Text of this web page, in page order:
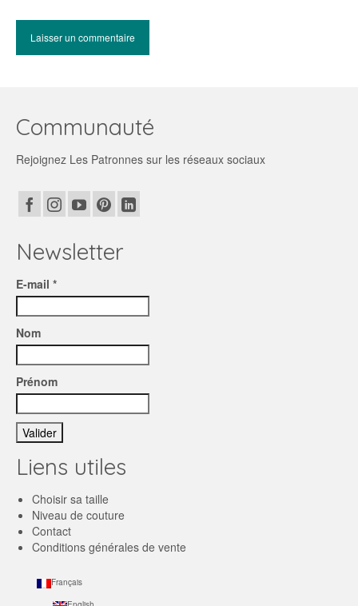
Communauté
Rejoignez Les Patronnes sur les réseaux sociaux
Newsletter
E-mail *
Nom
Prénom
Liens utiles
Choisir sa taille
Niveau de couture
Contact
Conditions générales de vente
Français